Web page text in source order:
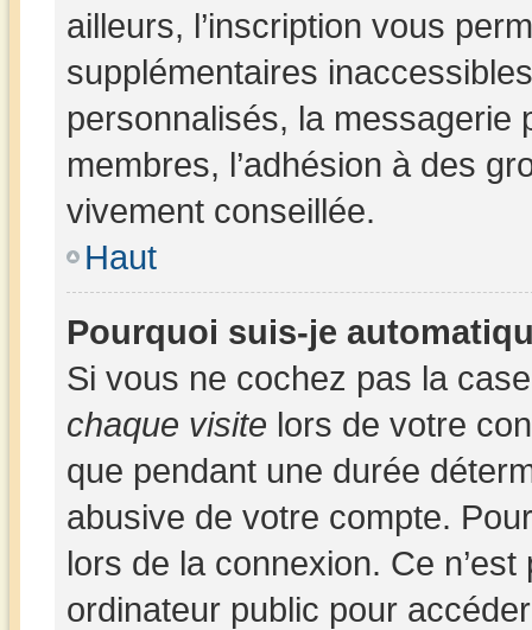
ailleurs, l’inscription vous
supplémentaires
personnalisés, la messagerie
membres, l’adhésion à des
vivement conseillée.
Haut
Pourquoi suis-je
Si vous ne cochez pas la
chaque visite lors de votre
que pendant une durée
abusive de votre compte.
lors de la connexion. Ce
ordinateur public pour